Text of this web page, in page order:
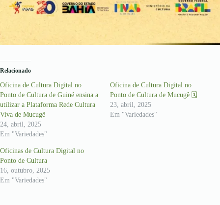
Relacionado
Oficina de Cultura Digital no
Ponto de Cultura de Guiné ensina a
utilizar a Plataforma Rede Cultura
Viva de Mucugê
24, abril, 2025
Em "Variedades"
Oficina de Cultura Digital no
Ponto de Cultura de Mucugê 🗓
23, abril, 2025
Em "Variedades"
Oficinas de Cultura Digital no
Ponto de Cultura
16, outubro, 2025
Em "Variedades"